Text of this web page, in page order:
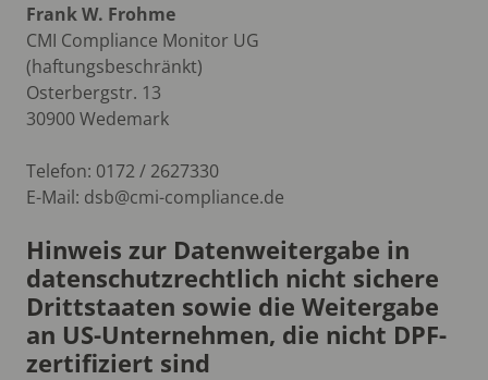
Frank W. Frohme
CMI Compliance Monitor UG
(haftungsbeschränkt)
Osterbergstr. 13
30900 Wedemark
Telefon: 0172 / 2627330
E-Mail: dsb@cmi-compliance.de
Hinweis zur Datenweitergabe in
datenschutzrechtlich nicht sichere
Drittstaaten sowie die Weitergabe
an US-Unternehmen, die nicht DPF-
zertifiziert sind